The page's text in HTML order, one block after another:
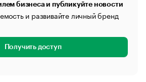
бизнеса и публикуйте новости
и развивайте личный бренд
Получить доступ